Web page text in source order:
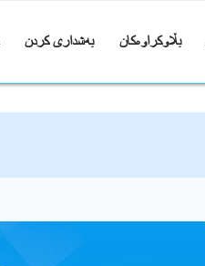
بڵاوکراوەکان بەشداری کردن